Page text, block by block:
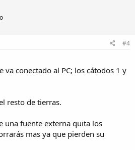
#4
va conectado al PC; los cátodos 1 y
resto de tierras.
una fuente externa quita los
mas ya que pierden su